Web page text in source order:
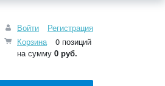
Войти
Регистрация
Корзина
0 позиций
на сумму 0 руб.